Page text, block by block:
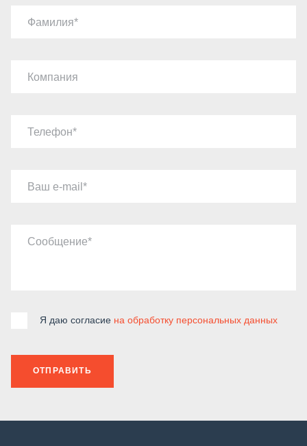
Фамилия
Компания
Телефон
Ваш e-mail
Сообщение
Я даю согласие на обработку персональных данных
ОТПРАВИТЬ